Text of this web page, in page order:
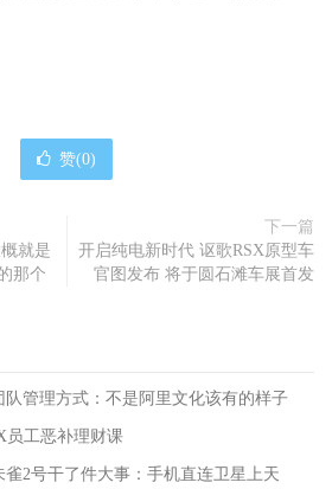
赞(0)
就是
那个
下一篇
开启纯电新时代 讴歌RSX原型车
官图发布 将于圆石滩车展首发
队管理方式：不是阿里文化该有的样子
员工恶补理财课
2号干了件大事：手机直连卫星上天